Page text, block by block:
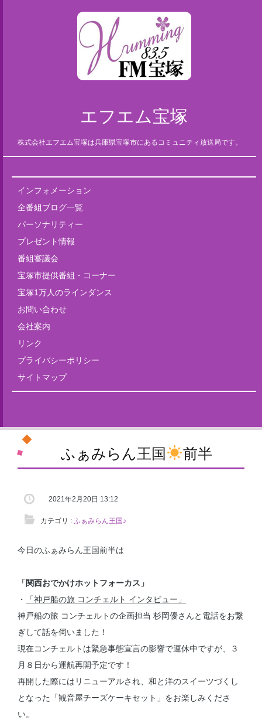
エフエム宝塚
株式会社エフエム宝塚は兵庫県宝塚市にあるコミュニティ放送局です。
インフォメーション
全番組ブログ一覧
パーソナリティー
プレゼント情報
番組審議会
宝塚市提供番組・コーナー
宝塚1万人のラインダンス
お問い合わせ
会社案内
リンク
プライバシーポリシー
サイトマップ
ふぁみらん王国 前半
2021年2月20日 13:12
カテゴリ : ふぁみらん王国♪
今日のふぁみらん王国前半は
「関西おでかけホットフォーカス」
・
「神戸船の旅 コンチェルト インタビュー」
神戸船の旅 コンチェルトの企画担当 杉岡優さんと電話をお繋
ぎして話を伺いました！
現在コンチェルトは緊急事態宣言の影響で運休中ですが、３
月８日から運航再開予定です！
再開した際にはリニューアルされ、和と洋のスイーツづくし
となった「観音屋チーズケーキセット」をお楽しみくださ
い。